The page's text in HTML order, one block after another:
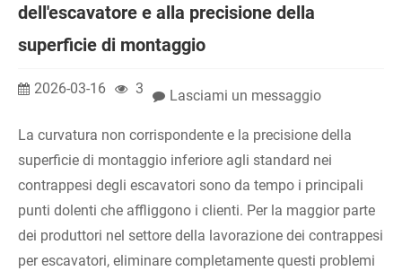
dell'escavatore e alla precisione della
superficie di montaggio
2026-03-16 3 Lasciami un messaggio
La curvatura non corrispondente e la precisione della
superficie di montaggio inferiore agli standard nei
contrappesi degli escavatori sono da tempo i principali
punti dolenti che affliggono i clienti. Per la maggior parte
dei produttori nel settore della lavorazione dei contrappesi
per escavatori, eliminare completamente questi problemi